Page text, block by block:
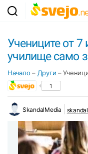
Учениците от 7
училище само
Начало – Други –
1
SkandalMedia